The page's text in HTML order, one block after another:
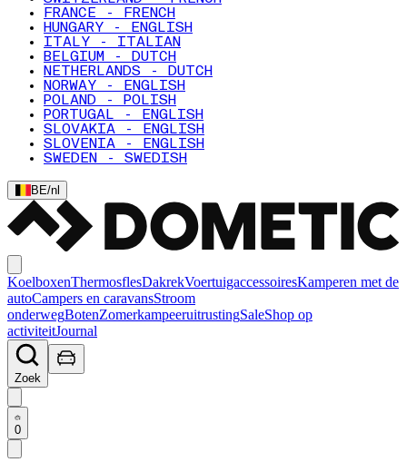
FRANCE - FRENCH
HUNGARY - ENGLISH
ITALY - ITALIAN
BELGIUM - DUTCH
NETHERLANDS - DUTCH
NORWAY - ENGLISH
POLAND - POLISH
PORTUGAL - ENGLISH
SLOVAKIA - ENGLISH
SLOVENIA - ENGLISH
SWEDEN - SWEDISH
BE/nl
KoelboxenThermosflesDakrekVoertuigaccessoiresKamperen met de
autoCampers en caravansStroom
onderwegBotenZomerkampeeruitrustingSaleShop op
activiteitJournal
Zoek
0